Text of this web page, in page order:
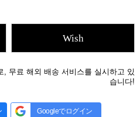
Wish
, 무료 해외 배송 서비스를 실시하고 있
습니다!
Googleでログイン